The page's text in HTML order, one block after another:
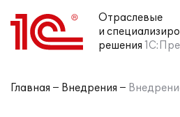
Отраслевые
и
решения
Главная Внедрения